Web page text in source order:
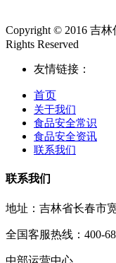
Copyright © 2016 吉
Rights Reserved
友情链接：
首页
关于我们
食品安全常识
食品安全资讯
联系我们
联系我们
地址：吉林省长春市
全国客服热线：400-